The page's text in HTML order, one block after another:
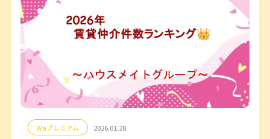
Waプレミアム 2026.01.28